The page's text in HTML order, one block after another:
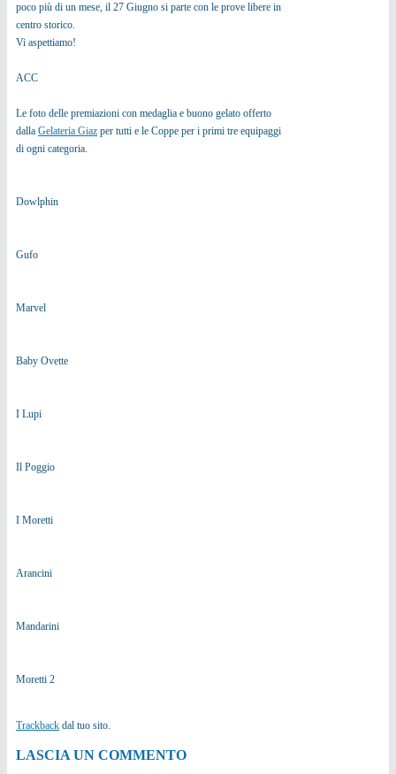
poco più di un mese, il 27 Giugno si parte con le prove libere in
centro storico.
Vi aspettiamo!
ACC
Le foto delle premiazioni con medaglia e buono gelato offerto
dalla Gelateria Giaz per tutti e le Coppe per i primi tre equipaggi
di ogni categoria.
Dowlphin
Gufo
Marvel
Baby Ovette
I Lupi
Il Poggio
I Moretti
Arancini
Mandarini
Moretti 2
Trackback dal tuo sito.
LASCIA UN COMMENTO